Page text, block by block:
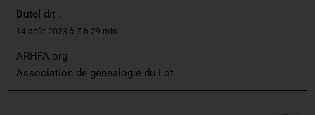
Dutel dit :
14 août 2023 à 7 h 29 min
ARHFA.org
Association de généalogie du Lot